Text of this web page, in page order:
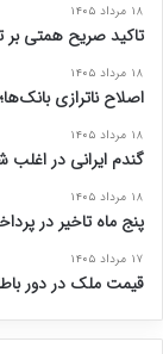
۱۸ مرداد ۱۴۰۵
تاکید صریح همتی بر
۱۸ مرداد ۱۴۰۵
اصلاح ناترازی
۱۸ مرداد ۱۴۰۵
گندم ایرانی در
۱۸ مرداد ۱۴۰۵
پنج ماه تاخیر در
۱۷ مرداد ۱۴۰۵
قیمت ملک در دور